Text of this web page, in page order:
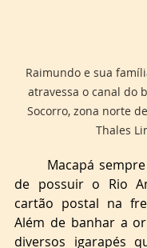
Raimundo e sua
atravessa o canal do
Socorro, zona norte
Thales
Macapá
de possuir o Rio
cartão postal na
Além de banhar a
diversos igarapés